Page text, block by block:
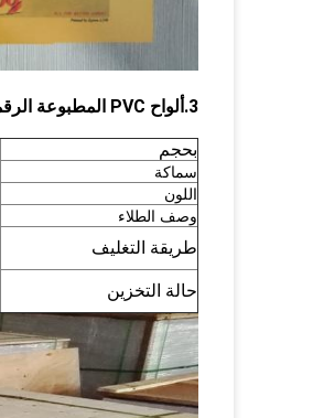
3.ألواح PVC المطبوعة الرقمية الملونة باللون الذهبي مع التصاق حبر ممتاز - مزيد من التفاصيل
بحجم
سماكة
اللون
وصف الطلاء
طريقة التغليف
حالة التخزين